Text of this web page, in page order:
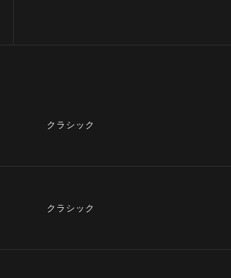
クラシック
クラシック